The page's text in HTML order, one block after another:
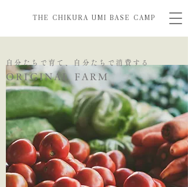
THE CHIKURA UMI BASE CAMP
自分たちで育て、自分たちで消費する
ORIGINAL FARM